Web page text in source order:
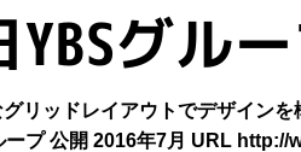
YBSグル
リッドレイアウトでデザイン
ープ 公開 2016年7月 URL http://